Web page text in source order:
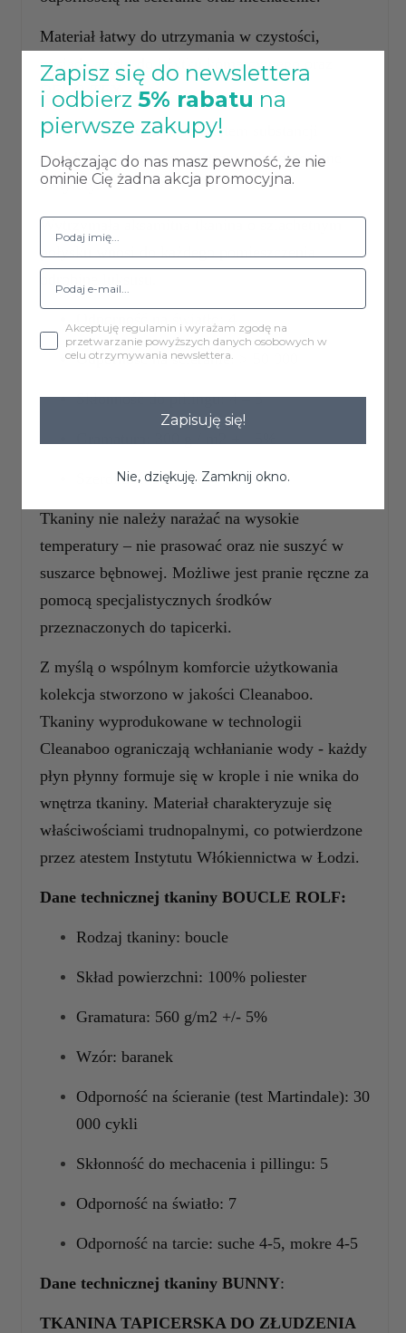
Materiał łatwy do utrzymania w czystości,
posiada atesty do użytku komercyjnego oraz
OEKO-TEX
Produkt sprawdzony pod kątem substancji
szkodliwych przez zewnętrzne, akredytowane
instytuty.
Wytrzymała aksamitna tkanina o szlachetnym
połysku wnosi do każdego pomieszczenia
Odporność na ścieranie: > 50 000
Skłonność do pillingu: 4 – 5
Szerokość: 142 cm + - 3 cm
Tkaniny nie należy narażać na wysokie
temperatury – nie prasować oraz nie suszyć w
suszarce bębnowej. Możliwe jest pranie ręczne za
pomocą specjalistycznych środków
przeznaczonych do tapicerki.
Z myślą o wspólnym komforcie użytkowania
kolekcja stworzono w jakości Cleanaboo.
Tkaniny wyprodukowane w technologii
Cleanaboo ograniczają wchłanianie wody - każdy
płyn płynny formuje się w krople i nie wnika do
wnętrza tkaniny. Materiał charakteryzuje się
właściwościami trudnopalnymi, co potwierdzone
przez atestem Instytutu Włókiennictwa w Łodzi.
Dane technicznej tkaniny BOUCLE ROLF:
Rodzaj tkaniny: boucle
Skład powierzchni: 100% poliester
Gramatura: 560 g/m2 +/- 5%
Wzór: baranek
Odporność na ścieranie (test Martindale): 30
000 cykli
Skłonność do mechacenia i pillingu: 5
Odporność na światło: 7
Odporność na tarcie: suche 4-5, mokre 4-5
Dane technicznej tkaniny BUNNY:
TKANINA TAPICERSKA DO ZŁUDZENIA
Zapisz się do newslettera
i odbierz 5% rabatu na
pierwsze zakupy!
Dołączając do nas masz pewność, że nie
ominie Cię żadna akcja promocyjna.
Akceptuję regulamin i wyrażam zgodę na
przetwarzanie powyższych danych osobowych w
celu otrzymywania newslettera.
Zapisuję się!
Nie, dziękuję. Zamknij okno.